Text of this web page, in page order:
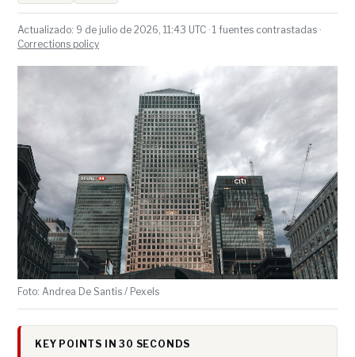
Actualizado: 9 de julio de 2026, 11:43 UTC · 1 fuentes contrastadas ·
Corrections policy
Foto: Andrea De Santis / Pexels
KEY POINTS IN 30 SECONDS